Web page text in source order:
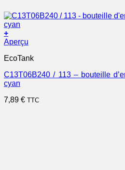
+
Aperçu
EcoTank
C13T06B240 / 113 – bouteille
cyan
7,89 € TTC